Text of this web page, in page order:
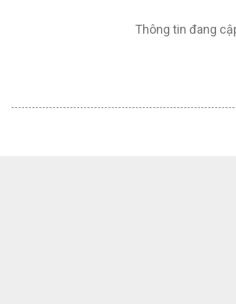
Thông tin đang